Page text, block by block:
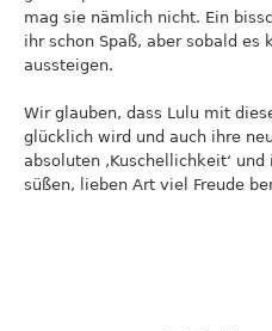
mag sie nämlich nicht. Ein
ihr schon Spaß, aber sobald
aussteigen.
Wir glauben, dass Lulu mit
glücklich wird und auch ihre
absoluten ‚Kuschellichkeit‘
süßen, lieben Art viel Freude